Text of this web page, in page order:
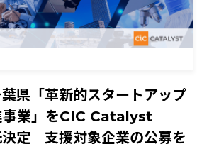
県「革新的スタートアップ
事業」をCIC Catalyst
定 支援対象企業の公募を